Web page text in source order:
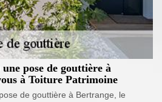
pose de gouttière à
à Toiture Patrimoine
de gouttière à Bertrange, le